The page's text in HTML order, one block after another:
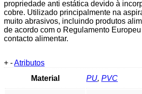
propriedade anti estática devido à
cobre. Utilizado principalmente na
muito abrasivos, incluindo produtos
de acordo com o Regulamento
contacto alimentar.
+ -Atributos
Material
PU, PVC